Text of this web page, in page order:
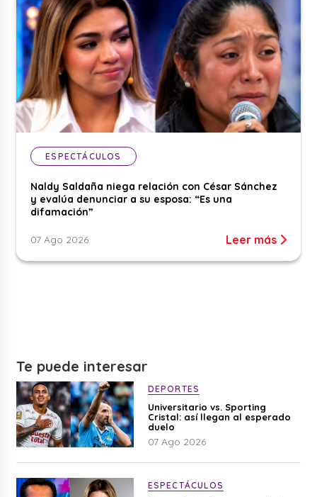
ESPECTÁCULOS
Naldy Saldaña niega relación con César Sánchez
y evalúa denunciar a su esposa: “Es una
difamación”
07 Ago 2026 Leer más
Te puede interesar
DEPORTES
Universitario vs. Sporting
Cristal: así llegan al esperado
duelo
07 Ago 2026
ESPECTÁCULOS